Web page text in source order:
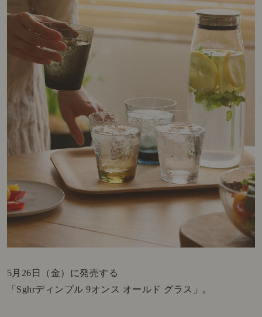
5月26日（金）に発売する
「Sghrディンプル 9オンス オールド グラス」。